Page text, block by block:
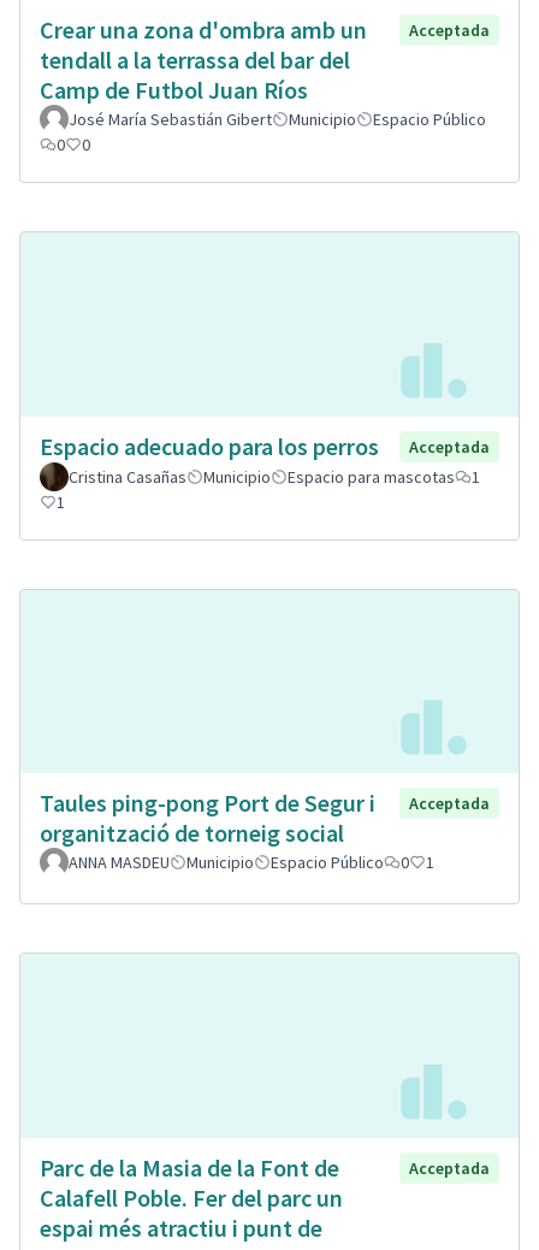
Crear una zona d'ombra amb un
tendall a la terrassa del bar del
Camp de Futbol Juan Ríos
Acceptada
José María Sebastián Gibert Municipio
Espacio Público
0
0
Espacio adecuado para los perros
Acceptada
Cristina Casañas
Municipio Espacio para mascotas
1
1
Taules ping-pong Port de Segur i
organització de torneig social
Acceptada
ANNA MASDEU Municipio Espacio Público 0 1
Parc de la Masia de la Font de
Calafell Poble. Fer del parc un
espai més atractiu i punt de
Acceptada